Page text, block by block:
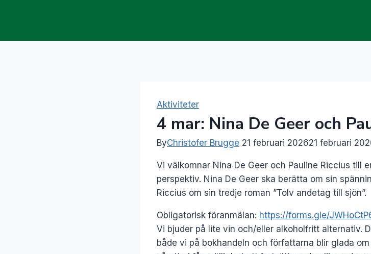
Aktiviteter
4 mar: Nina De Geer och
ByChristofer Brugge 21 februari 202621 februari
Vi välkomnar Nina De Geer och Pauline Riccius till
perspektiv. Nina De Geer ska berätta om sin
Riccius om sin tredje roman ”Tolv andetag till sjön”.
Obligatorisk föranmälan: https://forms.gle/
Vi bjuder på lite vin och/eller alkoholfritt alternativ.
både vi på bokhandeln och författarna blir glada